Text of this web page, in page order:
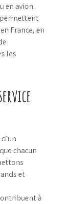
en avion.
France, en
les
chacun
et
à